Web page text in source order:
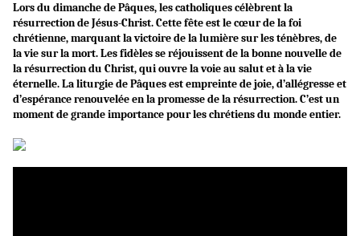
Lors du dimanche de Pâques, les catholiques célèbrent la
résurrection de Jésus-Christ. Cette fête est le cœur de la foi
chrétienne, marquant la victoire de la lumière sur les ténèbres, de
la vie sur la mort. Les fidèles se réjouissent de la bonne nouvelle de
la résurrection du Christ, qui ouvre la voie au salut et à la vie
éternelle. La liturgie de Pâques est empreinte de joie, d’allégresse et
d’espérance renouvelée en la promesse de la résurrection. C’est un
moment de grande importance pour les chrétiens du monde entier.